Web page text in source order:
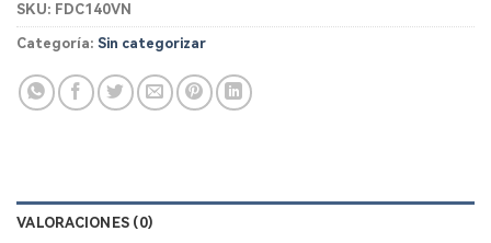
SKU: FDC140VN
Categoría: Sin categorizar
VALORACIONES (0)